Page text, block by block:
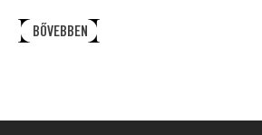
BŐVEBBEN